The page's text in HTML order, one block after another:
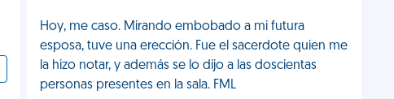
Hoy, me caso. Mirando embobado a mi futura
esposa, tuve una erección. Fue el sacerdote quien me
la hizo notar, y además se lo dijo a las doscientas
personas presentes en la sala. FML